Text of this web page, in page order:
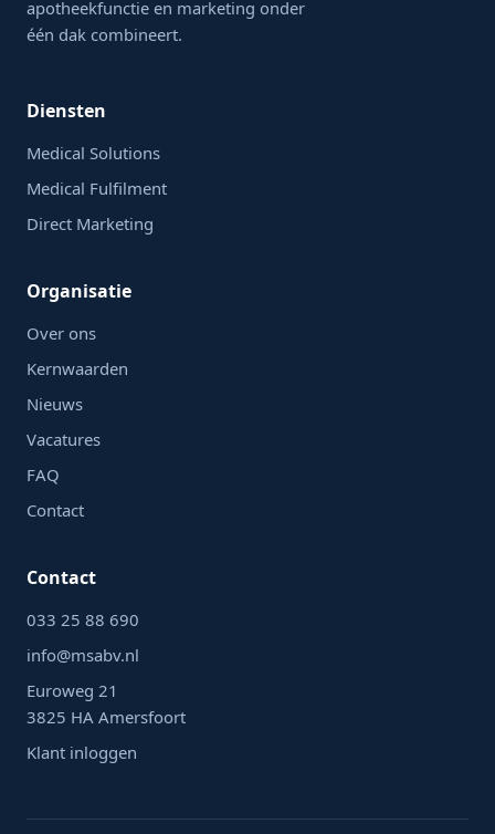
apotheekfunctie en marketing onder
één dak combineert.
Diensten
Medical Solutions
Medical Fulfilment
Direct Marketing
Organisatie
Over ons
Kernwaarden
Nieuws
Vacatures
FAQ
Contact
Contact
033 25 88 690
info@msabv.nl
Euroweg 21
3825 HA Amersfoort
Klant inloggen